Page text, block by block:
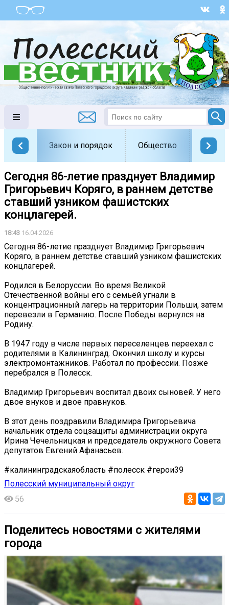
Закон и порядок Общество
Сегодня 86-летие празднует Владимир
Григорьевич Коряго, в раннем детстве
ставший узником фашистских
концлагерей.
18:43 16.04.2026
Сегодня 86-летие празднует Владимир Григорьевич
Коряго, в раннем детстве ставший узником фашистских
концлагерей.
Родился в Белоруссии. Во время Великой
Отечественной войны его с семьёй угнали в
концентрационный лагерь на территории Польши, затем
перевезли в Германию. После Победы вернулся на
Родину.
В 1947 году в числе первых переселенцев переехал с
родителями в Калининград. Окончил школу и курсы
электромонтажников. Работал по профессии. Позже
перебрался в Полесск.
Владимир Григорьевич воспитал двоих сыновей. У него
двое внуков и двое правнуков.
В этот день поздравили Владимира Григорьевича
начальник отдела соцзащиты администрации округа
Ирина Чечельницкая и председатель окружного Совета
депутатов Евгений Афанасьев.
#калининградскаяобласть #полесск #герои39
Полесский муниципальный округ
56
Поделитесь новостями с жителями
города